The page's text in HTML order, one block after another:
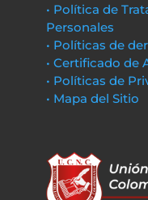
• Política de
Personales
• Políticas de
• Certificado de
• Políticas de
• Mapa del Sitio